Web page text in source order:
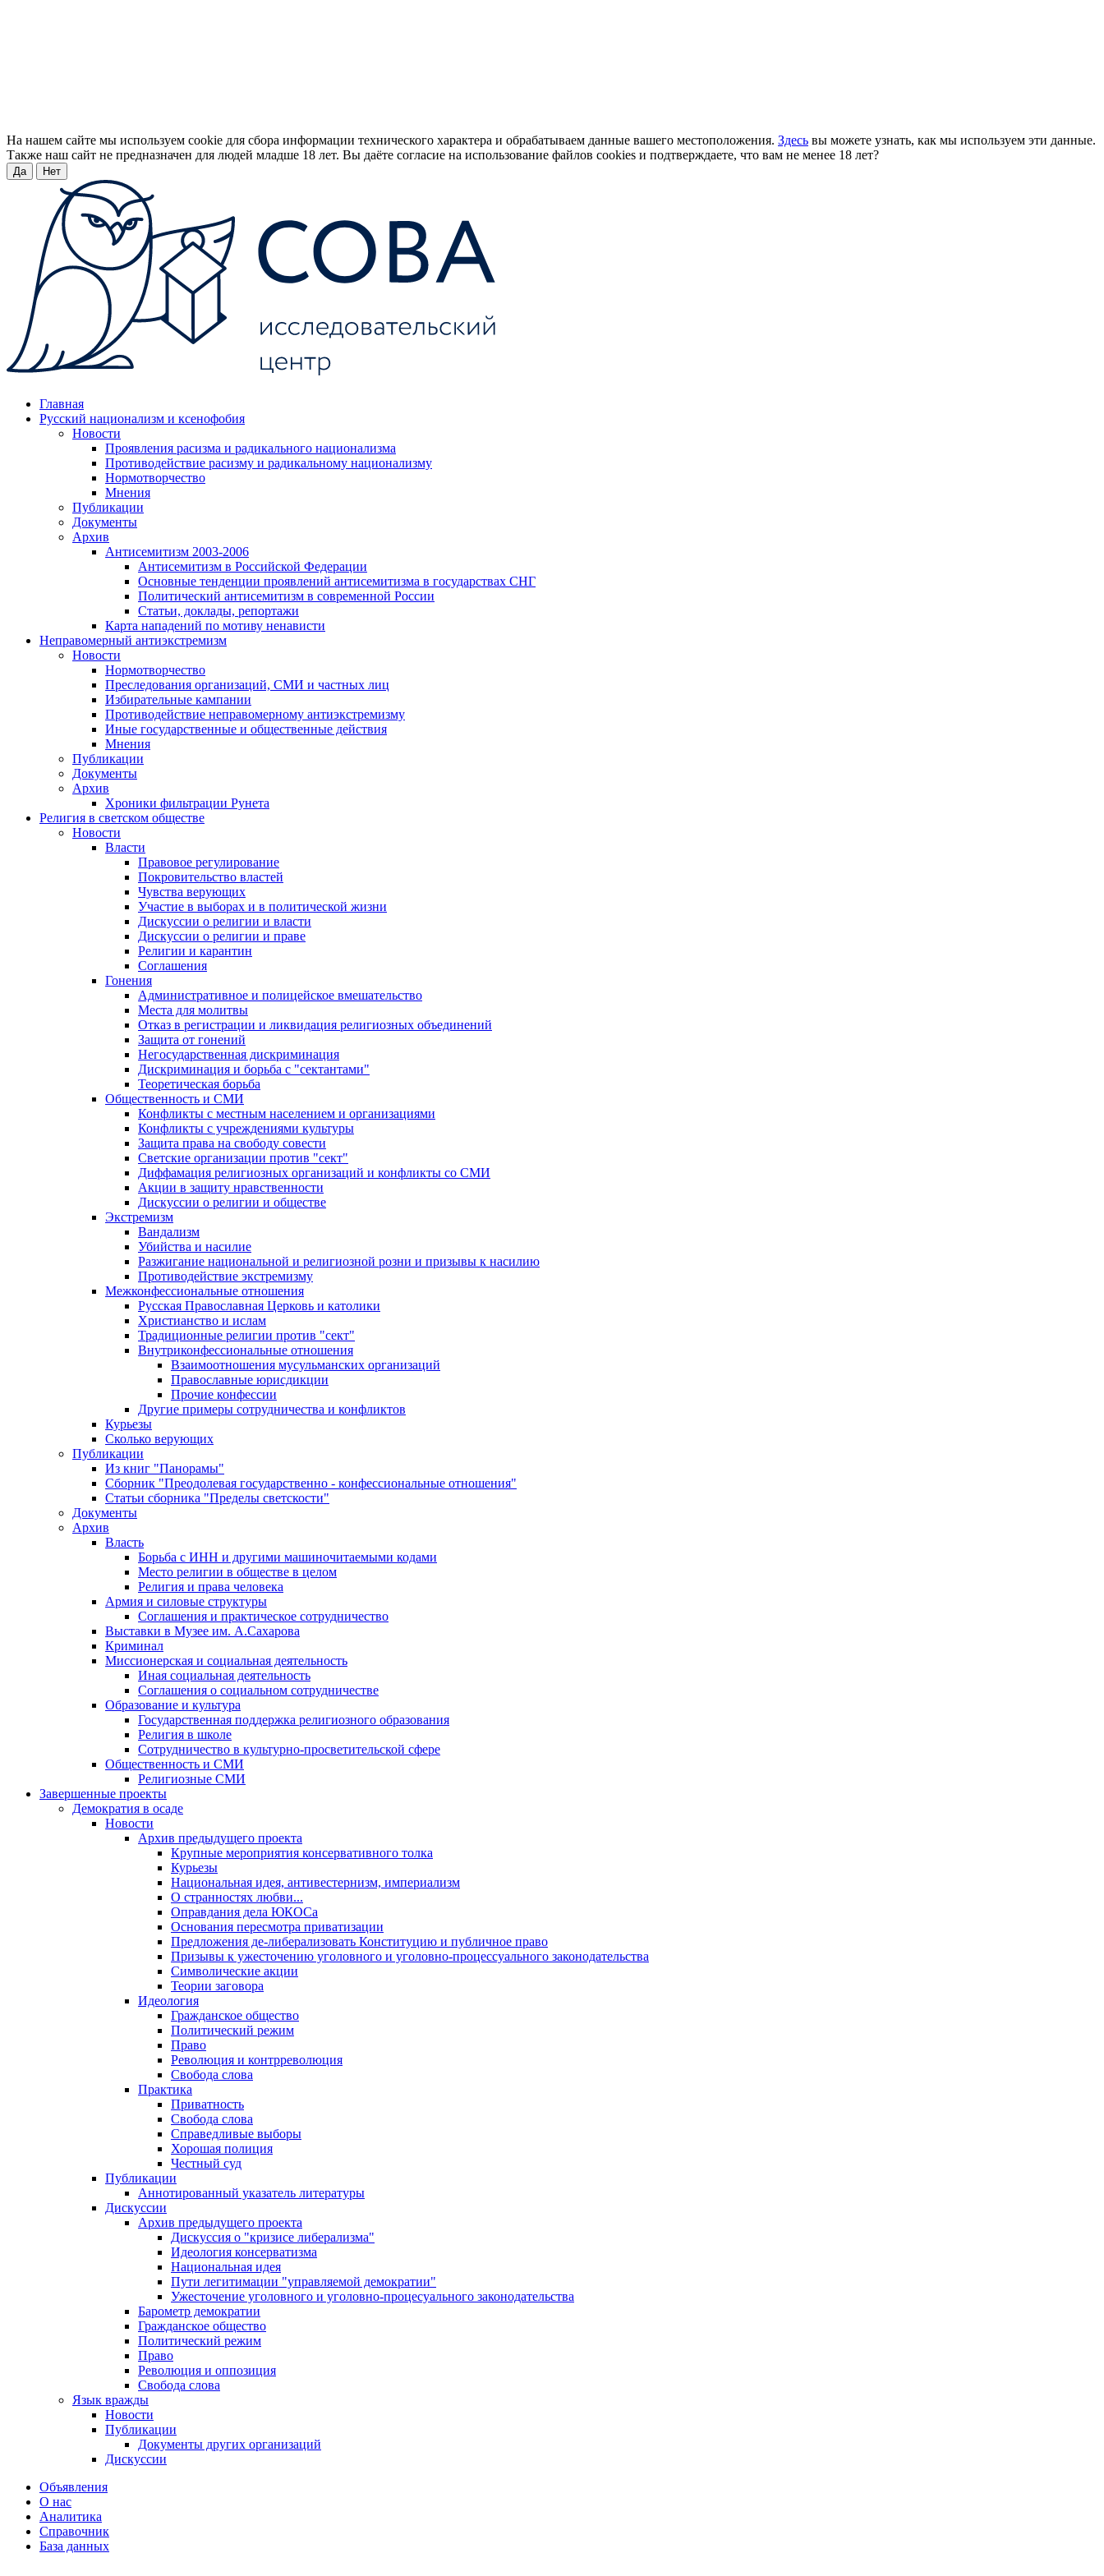
На нашем сайте мы используем cookie для сбора информации технического характера и обрабатываем данные вашего местоположения. Здесь вы можете узнать, как мы используем эти данные.
Также наш сайт не предназначен для людей младше 18 лет. Вы даёте согласие на использование файлов cookies и подтверждаете, что вам не менее 18 лет?
Да Нет
Главная
Русский национализм и ксенофобия
Новости
Проявления расизма и радикального национализма
Противодействие расизму и радикальному национализму
Нормотворчество
Мнения
Публикации
Документы
Архив
Антисемитизм 2003-2006
Антисемитизм в Российской Федерации
Основные тенденции проявлений антисемитизма в государствах СНГ
Политический антисемитизм в современной России
Статьи, доклады, репортажи
Карта нападений по мотиву ненависти
Неправомерный антиэкстремизм
Новости
Нормотворчество
Преследования организаций, СМИ и частных лиц
Избирательные кампании
Противодействие неправомерному антиэкстремизму
Иные государственные и общественные действия
Мнения
Публикации
Документы
Архив
Хроники фильтрации Рунета
Религия в светском обществе
Новости
Власти
Правовое регулирование
Покровительство властей
Чувства верующих
Участие в выборах и в политической жизни
Дискуссии о религии и власти
Дискуссии о религии и праве
Религии и карантин
Соглашения
Гонения
Административное и полицейское вмешательство
Места для молитвы
Отказ в регистрации и ликвидация религиозных объединений
Защита от гонений
Негосударственная дискриминация
Дискриминация и борьба с "сектантами"
Теоретическая борьба
Общественность и СМИ
Конфликты с местным населением и организациями
Конфликты с учреждениями культуры
Защита права на свободу совести
Светские организации против "сект"
Диффамация религиозных организаций и конфликты со СМИ
Акции в защиту нравственности
Дискуссии о религии и обществе
Экстремизм
Вандализм
Убийства и насилие
Разжигание национальной и религиозной розни и призывы к насилию
Противодействие экстремизму
Межконфессиональные отношения
Русская Православная Церковь и католики
Христианство и ислам
Традиционные религии против "сект"
Внутриконфессиональные отношения
Взаимоотношения мусульманских организаций
Православные юрисдикции
Прочие конфессии
Другие примеры сотрудничества и конфликтов
Курьезы
Сколько верующих
Публикации
Из книг "Панорамы"
Сборник "Преодолевая государственно - конфессиональные отношения"
Статьи сборника "Пределы светскости"
Документы
Архив
Власть
Борьба с ИНН и другими машиночитаемыми кодами
Место религии в обществе в целом
Религия и права человека
Армия и силовые структуры
Соглашения и практическое сотрудничество
Выставки в Музее им. А.Сахарова
Криминал
Миссионерская и социальная деятельность
Иная социальная деятельность
Соглашения о социальном сотрудничестве
Образование и культура
Государственная поддержка религиозного образования
Религия в школе
Сотрудничество в культурно-просветительской сфере
Общественность и СМИ
Религиозные СМИ
Завершенные проекты
Демократия в осаде
Новости
Архив предыдущего проекта
Крупные мероприятия консервативного толка
Курьезы
Национальная идея, антивестернизм, империализм
О странностях любви...
Оправдания дела ЮКОСа
Основания пересмотра приватизации
Предложения де-либерализовать Конституцию и публичное право
Призывы к ужесточению уголовного и уголовно-процессуального законодательства
Символические акции
Теории заговора
Идеология
Гражданское общество
Политический режим
Право
Революция и контрреволюция
Свобода слова
Практика
Приватность
Свобода слова
Справедливые выборы
Хорошая полиция
Честный суд
Публикации
Аннотированный указатель литературы
Дискуссии
Архив предыдущего проекта
Дискуссия о "кризисе либерализма"
Идеология консерватизма
Национальная идея
Пути легитимации "управляемой демократии"
Ужесточение уголовного и уголовно-процесуального законодательства
Барометр демократии
Гражданское общество
Политический режим
Право
Революция и оппозиция
Свобода слова
Язык вражды
Новости
Публикации
Документы других организаций
Дискуссии
Объявления
О нас
Аналитика
Справочник
База данных